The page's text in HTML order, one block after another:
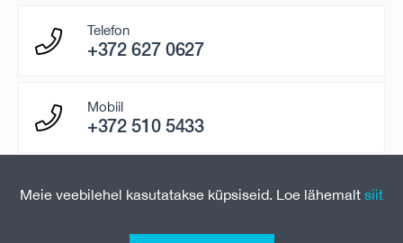
Telefon
+372 627 0627
Mobiil
+372 510 5433
paring@uniontravel.ee
Meie veebilehel kasutatakse küpsiseid. Loe lähemalt siit